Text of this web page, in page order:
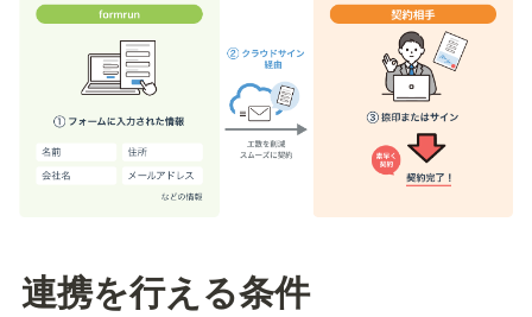
連携を行える条件